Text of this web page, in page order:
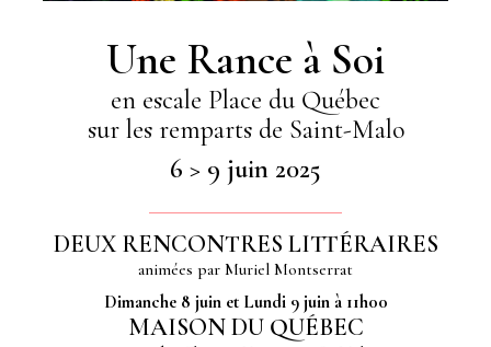
Une Rance à Soi
en escale Place du Québec
sur les remparts de Saint-Malo
6 > 9 juin 2025
DEUX RENCONTRES LITTÉRAIRES
animées par Muriel Montserrat
Dimanche 8 juin et Lundi 9 juin à 11h00
MAISON DU QUÉBEC